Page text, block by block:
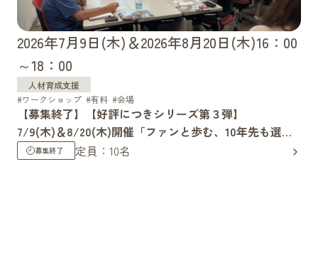
2026年7月9日(木)＆2026年8月20日(木)16：00
～18：00
人材育成支援
ワークショップ
有料 会場
【募集終了】【好評につきシリーズ第３弾】
7/9(木)＆8/20(木)開催「ファンと歩む、10年先も選ば
れ続けるブランドの『意志』と『仕組み』つくり」（全
定員：10名